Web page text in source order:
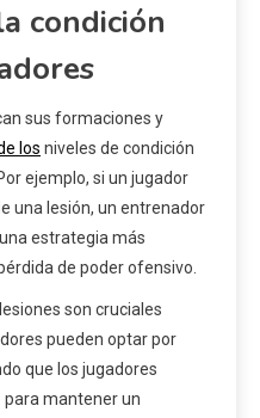
condición
sus formaciones y
los niveles de condición
ejemplo, si un jugador
una lesión, un entrenador
estrategia más
de poder ofensivo.
son cruciales
pueden optar por
que los jugadores
para mantener un